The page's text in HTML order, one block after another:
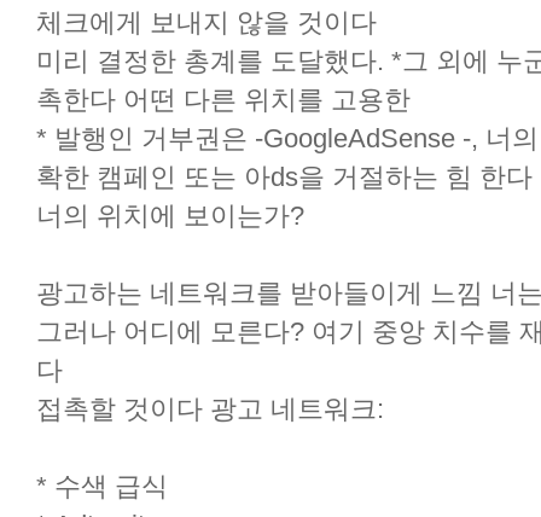
체크에게 보내지 않을 것이다
미리 결정한 총계를 도달했다. *그 외에 누
촉한다 어떤 다른 위치를 고용한
* 발행인 거부권은 -GoogleAdSense -, 너
확한 캠페인 또는 아ds을 거절하는 힘 한다
너의 위치에 보이는가?
광고하는 네트워크를 받아들이게 느낌 너
그러나 어디에 모른다? 여기 중앙 치수를
다
접촉할 것이다 광고 네트워크:
* 수색 급식